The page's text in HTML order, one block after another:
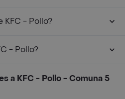
KFC - Pollo?
- Pollo?
a KFC - Pollo - Comuna 5